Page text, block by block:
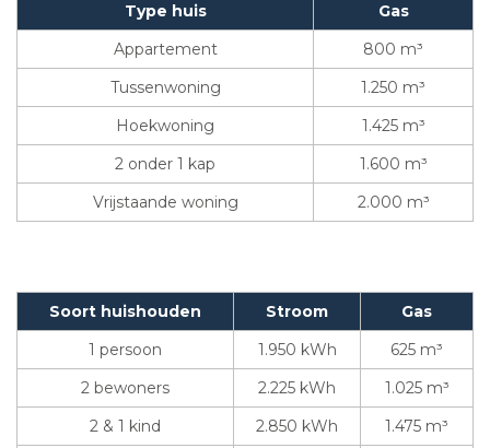
Type huis
Gas
Appartement
800 m³
Tussenwoning
1.250 m³
Hoekwoning
1.425 m³
2 onder 1 kap
1.600 m³
Vrijstaande woning
2.000 m³
Soort huishouden Stroom
Gas
1 persoon
1.950 kWh
625 m³
2 bewoners
2.225 kWh
1.025 m³
2 & 1 kind
2.850 kWh
1.475 m³